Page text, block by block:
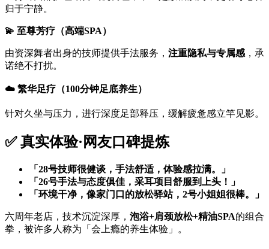
归于宁静。
💫 至尊芳疗（高端SPA）
由资深舞者出身的技师提供手法服务， 注重隐私与专属感，承
诺绝不打扰。
☁️ 繁华足疗（100分钟足底养生）
针对久坐与压力，进行深度足部释压，缓解疲惫感立竿见影。
✅ 真实体验·网友口碑提炼
「28号技师很健谈，手法舒适，体验感拉满。」
「26号手法与态度俱佳，采耳项目舒服到上头！」
「环境干净，像家门口的放松驿站，2号小姐姐很棒。」
六周年老店，技术沉淀深厚， 泡浴+肩颈放松+精油SPA的组合
拳，被许多人称为「会上瘾的养生体验」。